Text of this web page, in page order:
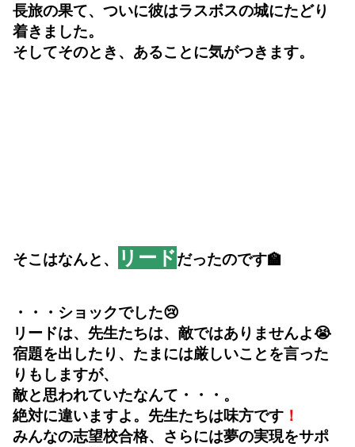
長旅の果て、ついに彼はラスボスの城にたどり
着きました。
そしてそのとき、あることに気がつきます。
そこはなんと、 リードだったのです🏫
・・・ショックでした😢
リードは、先生たちは、敵ではありませんよ😭
宿題を出したり、たまには厳しいことを言った
りもしますが、
敵と思われていたなんて・・・。
絶対に違いますよ。先生たちは味方です ！
みんなの志望校合格、さらには夢の実現をサポ